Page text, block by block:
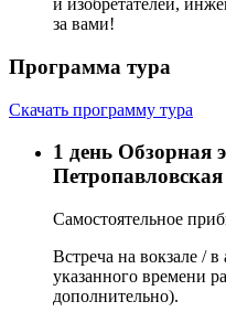
и изобретателей,
за вами!
Программа тура
Скачать программу тура
1 день Обзорная
Петропавловская
Самостоятельное
Встреча на вокзале / в
указанного времени
дополнительно).